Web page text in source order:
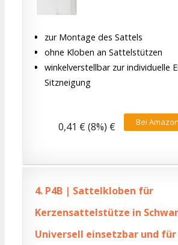
zur Montage des Sattels
ohne Kloben an Sattelstützen
winkelverstellbar zur individuelle
Sitzneigung
Bei
0,41 € (8%) €
4. P4B | Sattelkloben für
Kerzensattelstütze in
Universell einsetzbar und